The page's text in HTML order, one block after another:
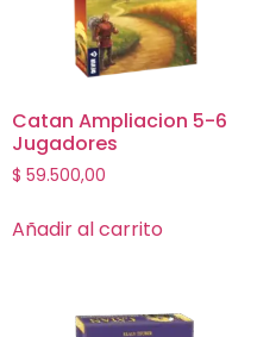
Catan Ampliacion 5-6
Jugadores
$ 59.500,00
Añadir al carrito